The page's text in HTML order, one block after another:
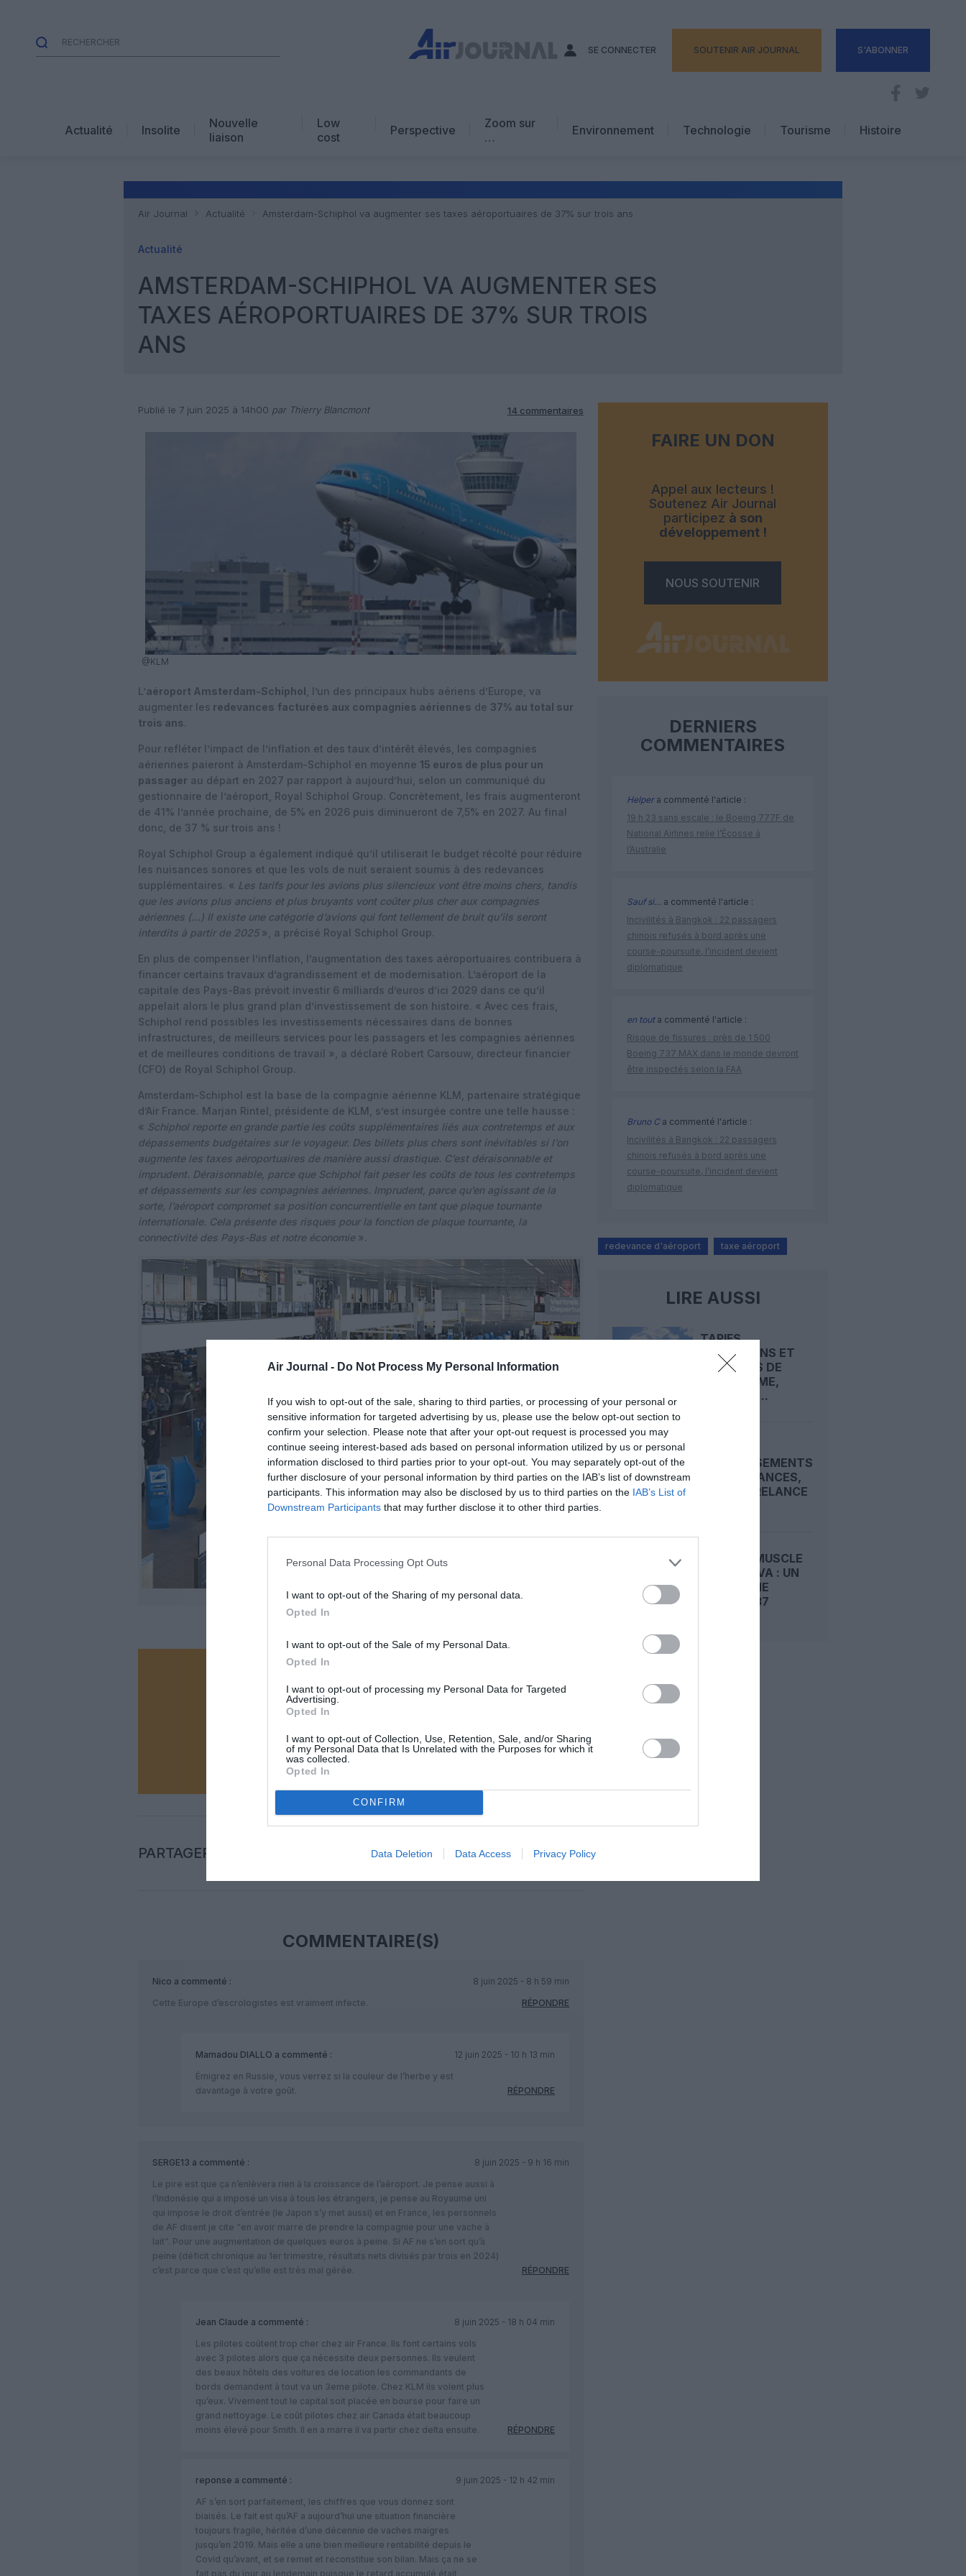
Air Journal - Do Not Process My Personal Information
If you wish to opt-out of the sale, sharing to third parties, or processing of your personal or
sensitive information for targeted advertising by us, please use the below opt-out section to
confirm your selection. Please note that after your opt-out request is processed you may
continue seeing interest-based ads based on personal information utilized by us or personal
information disclosed to third parties prior to your opt-out. You may separately opt-out of the
further disclosure of your personal information by third parties on the IAB’s list of downstream
participants. This information may also be disclosed by us to third parties on the IAB’s List of
Downstream Participants that may further disclose it to other third parties.
Personal Data Processing Opt Outs
I want to opt-out of the Sharing of my personal data.
Opted In
I want to opt-out of the Sale of my Personal Data.
Opted In
I want to opt-out of processing my Personal Data for Targeted
Advertising.
Opted In
I want to opt-out of Collection, Use, Retention, Sale, and/or Sharing
of my Personal Data that Is Unrelated with the Purposes for which it
was collected.
Opted In
CONFIRM
Data Deletion Data Access Privacy Policy
SE CONNECTER SOUTENIR AIR JOURNAL S'ABONNER
Actualité Insolite
Nouvelle
liaison
Low
cost
Perspective
Zoom sur
…
Avis d’expert
Environnement Technologie
Tourisme
Hôtellerie
Histoire
Air Journal Actualité Amsterdam-Schiphol va augmenter ses taxes aéroportuaires de 37% sur trois ans
Actualité
AMSTERDAM-SCHIPHOL VA AUGMENTER SES
TAXES AÉROPORTUAIRES DE 37% SUR TROIS
ANS
Publié le 7 juin 2025 à 14h00 par Thierry Blancmont 14 commentaires
@KLM
L’aéroport Amsterdam-Schiphol , l’un des principaux hubs aériens d’Europe, va
augmenter les redevances facturées aux compagnies aériennes de 37% au total sur
trois ans.
Pour refléter l’impact de l’inflation et des taux d’intérêt élevés, les compagnies
aériennes paieront à Amsterdam-Schiphol en moyenne 15 euros de plus pour un
passager au départ en 2027 par rapport à aujourd’hui, selon un communiqué du
gestionnaire de l’aéroport, Royal Schiphol Group. Concrètement, les frais augmenteront
de 41% l’année prochaine, de 5% en 2026 puis diminueront de 7,5% en 2027. Au final
donc, de 37 % sur trois ans !
Royal Schiphol Group a également indiqué qu’il utiliserait le budget récolté pour réduire
les nuisances sonores et que les vols de nuit seraient soumis à des redevances
supplémentaires. « Les tarifs pour les avions plus silencieux vont être moins chers, tandis
que les avions plus anciens et plus bruyants vont coûter plus cher aux compagnies
aériennes (…) Il existe une catégorie d’avions qui font tellement de bruit qu’ils seront
interdits à partir de 2025», a précisé Royal Schiphol Group.
En plus de compenser l’inflation, l’augmentation des taxes aéroportuaires contribuera à
financer certains travaux d’agrandissement et de modernisation. L’aéroport de la
capitale des Pays-Bas prévoit investir 6 milliards d’euros d’ici 2029 dans ce qu’il
appelait alors le plus grand plan d’investissement de son histoire. « Avec ces frais,
Schiphol rend possibles les investissements nécessaires dans de bonnes
infrastructures, de meilleurs services pour les passagers et les compagnies aériennes
et de meilleures conditions de travail », a déclaré Robert Carsouw, directeur financier
(CFO) de Royal Schiphol Group.
Amsterdam-Schiphol est la base de la compagnie aérienne KLM, partenaire stratégique
d’Air France. Marjan Rintel, présidente de KLM, s’est insurgée contre une telle hausse :
« Schiphol reporte en grande partie les coûts supplémentaires liés aux contretemps et aux
dépassements budgétaires sur le voyageur. Des billets plus chers sont inévitables si l’on
augmente les taxes aéroportuaires de manière aussi drastique. C’est déraisonnable et
imprudent. Déraisonnable, parce que Schiphol fait peser les coûts de tous les contretemps
et dépassements sur les compagnies aériennes. Imprudent, parce qu’en agissant de la
sorte, l’aéroport compromet sa position concurrentielle en tant que plaque tournante
internationale. Cela présente des risques pour la fonction de plaque tournante, la
connectivité des Pays-Bas et notre économie ».
@Schiphol
Soutenez-nous, faites un don !
NOUS SOUTENIR
PARTAGER L'ARTICLE
FacebookTwitterPinterestLinkedInEmail Print
COMMENTAIRE(S)
Nico a commenté :
8 juin 2025 - 8 h 59 min
Cette Europe d’escrologistes est vraiment infecte.
RÉPONDRE
Mamadou DIALLO a commenté :
12 juin 2025 - 10 h 13 min
Émigrez en Russie, vous verrez si la couleur de l’herbe y est
davantage à votre goût.
RÉPONDRE
SERGE13 a commenté :
8 juin 2025 - 9 h 16 min
Le pire est que ça n’enlèvera rien à la croissance de l’aéroport. Je pense aussi à
l’Indonésie qui a imposé un visa à tous les étrangers, je pense au Royaume uni
qui impose le droit d’entrée (le Japon s’y met aussi) et en France, les personnels
de AF disent je cite “en avoir marre de prendre la compagnie pour une vache à
lait”. Pour une augmentation de quelques euros à peine. Si AF ne s’en sort qu’à
peine (déficit chronique au 1er trimestre, résultats nets divisés par trois en 2024)
c’est parce que c’est qu’elle est très mal gérée.
RÉPONDRE
Jean Claude a commenté :
8 juin 2025 - 18 h 04 min
Les pilotes coûtent trop cher chez air France. Ils font certains vols
avec 3 pilotes alors que ça nécessite deux personnes. Ils veulent
des beaux hôtels des voitures de location les commandants de
bords demandent à tout va un 3eme pilote. Chez KLM ils volent plus
qu’eux. Vivement tout le capital soit placée en bourse pour faire un
grand nettoyage. Le coût pilotes chez air Canada était beaucoup
moins élevé pour Smith. Il en a marre il va partir chez delta ensuite.
RÉPONDRE
reponse a commenté :
9 juin 2025 - 12 h 42 min
AF s’en sort parfaitement, les chiffres que vous donnez sont
biaisés. Le fait est qu’AF a aujourd’hui une situation financière
toujours fragile, héritée d’une décennie de vaches maigres
jusqu’en 2019. Mais elle a une bien meilleure rentabilité depuis le
Covid qu’avant, et se remet et reconstitue son bilan. Mais ça ne se
fait pas du jour au lendemain puisque le retard accumulé était
FAIRE UN DON
Appel aux lecteurs !
Soutenez Air Journal
participez à son
développement !
NOUS SOUTENIR
DERNIERS
COMMENTAIRES
Helpera commenté l'article :
19 h 23 sans escale : le Boeing 777F de
National Airlines relie l’Écosse à
l’Australie
Sauf si… a commenté l'article :
Incivilités à Bangkok : 22 passagers
chinois refusés à bord après une
course-poursuite, l’incident devient
diplomatique
en touta commenté l'article :
Risque de fissures : près de 1 500
Boeing 737 MAX dans le monde devront
être inspectés selon la FAA
Bruno Ca commenté l'article :
Incivilités à Bangkok : 22 passagers
chinois refusés à bord après une
course-poursuite, l’incident devient
diplomatique
redevance d'aéroport taxe aéroport
LIRE AUSSI
TARIFS,
INCITATIONS ET
PLAFONDS DE
VOLS : ROME,
NOUVEAU...
INVESTISSEMENTS
ET REDEVANCES,
RYANAIR RELANCE
RYANAIR MUSCLE
BRATISLAVA : UN
QUATRIÈME
BOEING 737